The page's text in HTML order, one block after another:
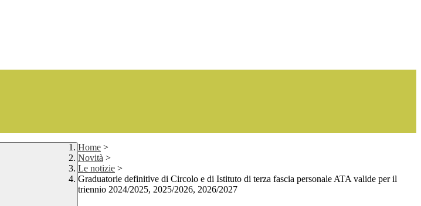
Home >
Novità >
Le notizie >
Graduatorie definitive di Circolo e di Istituto di terza fascia personale ATA valide per il
triennio 2024/2025, 2025/2026, 2026/2027